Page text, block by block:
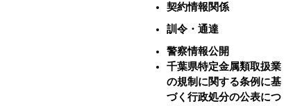
契約情報関係
訓令・通達
警察情報公開
千葉県特定金属類取扱業
の規制に関する条例に基
づく行政処分の公表につ